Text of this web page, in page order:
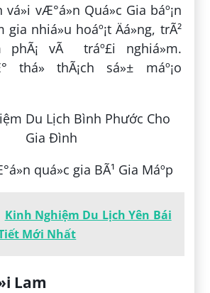
vá»i vÆ°á»n Quá»c Gia báº¡n
gia nhiá»u hoáº¡t Äá»ng, trÃ²
phÃ¡ vÃ tráº£i nghiá»m.
thá»­ thÃ¡ch sá»± máº¡o
quá»c gia BÃ¹ Gia Máº­p
Kinh Nghiệm Du Lịch Yên Bái
Mới Nhất
Lam